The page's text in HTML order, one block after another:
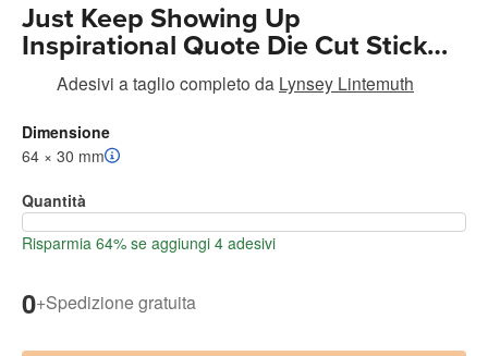
Just Keep Showing Up
Inspirational Quote Die Cut Sticker
PinkAdesivi a taglio completo da Lynsey Lintemuth
Dimensione
64 × 30 mm
Quantità
Risparmia 64% se aggiungi 4 adesivi
0+Spedizione gratuita